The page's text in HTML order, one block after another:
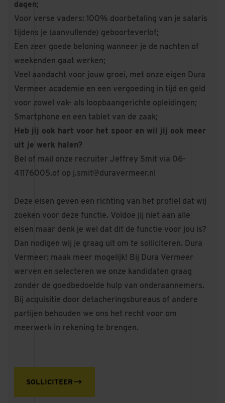
dagen;
Voor verse vaders: 100% doorbetaling van je salaris
tijdens je (aanvullende) geboorteverlof;
Een zeer goede beloning wanneer je de nachten of
weekenden gaat werken;
Veel aandacht voor jouw groei, met onze eigen Dura
Vermeer academie en een vergoeding in tijd en geld
voor zowel vak- als loopbaangerichte opleidingen;
Smartphone en een tablet van de zaak;
Heb jij ook hart voor het spoor en wil jij ook meer
uit je werk halen?
Bel of mail onze recruiter Jeffrey Smit via 06-
41176005.of op j.smit@duravermeer.nl
Deze eisen geven een richting van het profiel dat wij
zoeken voor deze functie. Voldoe jij niet aan alle
eisen maar denk je wel dat dit de functie voor jou is?
Dan nodigen wij je graag uit om te solliciteren. Dura
Vermeer: maak meer mogelijk! Bij Dura Vermeer
werven en selecteren we onze kandidaten graag
zonder de goedbedoelde hulp van onderaannemers.
Bij acquisitie door detacheringsbureaus of andere
partijen behouden we ons het recht voor om
meerwerk in rekening te brengen.
SOLLICITEER